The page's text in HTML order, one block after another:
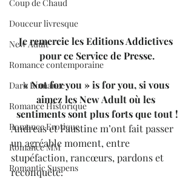
Coup de Chaud
Douceur livresque
New Adult
Romance contemporaine
Dark Romance
Romance Historique
Romance Erotique
Romance MM
Romantic Suspens
Je remercie les Editions Addictives
pour ce Service de Presse.
« Not for you » is for you, si vous
aimez les New Adult où les
sentiments sont plus forts que tout !
Andreas et Faustine m’ont fait passer
un agréable moment, entre
stupéfaction, rancœurs, pardons et
reconquête.